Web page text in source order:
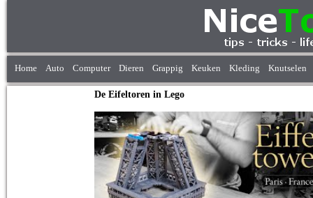
Home Auto Computer Dieren Grappig Keuken Kleding Knutselen
De Eifeltoren in Lego